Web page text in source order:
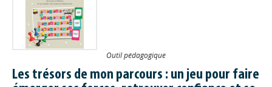
Outil pédagogique
Les trésors de mon parcours : un jeu pour faire